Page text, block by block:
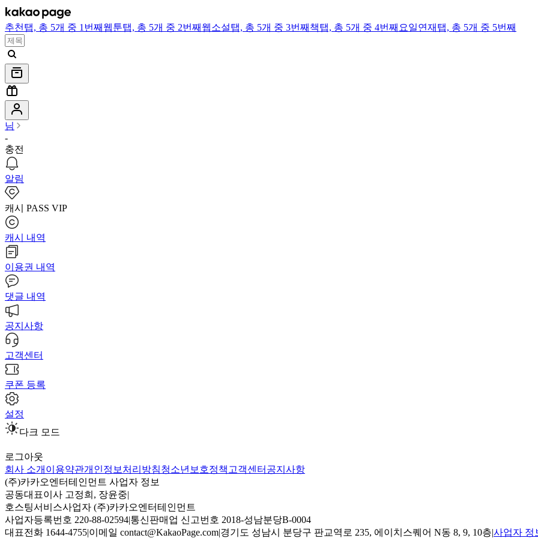
추천 탭, 총 5개 중 1번째 웹툰탭, 총 5개 중 2번째 웹소설탭, 총 5개 중 3번째 책탭, 총 5개 중 4번째 요일연재 탭, 총 5개 중 5번째
님
-
충전
알림
캐시 PASS VIP
캐시 내역
이용권 내역
댓글 내역
공지사항
고객센터
쿠폰 등록
설정
다크 모드
로그아웃
회사 소개 이용약관개인정보처리방침청소년보호정책 고객센터 공지사항
(주)카카오엔터테인먼트 사업자 정보
공동대표이사 고정희, 장윤중|
호스팅서비스사업자 (주)카카오엔터테인먼트
사업자등록번호 220-88-02594|통신판매업 신고번호 2018-성남분당B-0004
대표전화 1644-4755|이메일 contact@KakaoPage.com|경기도 성남시 분당구 판교역로 235, 에이치스퀘어 N동 8, 9, 10층|사업자 정